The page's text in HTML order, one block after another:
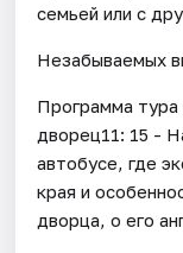
семьей или с
Незабываемых
Программа тура
дворец11: 15 -
автобусе, где
края и
дворца, о его